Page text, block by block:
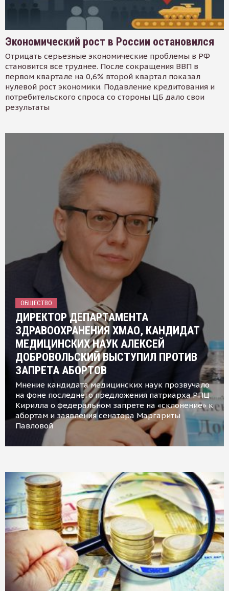
Экономический рост в России остановился
Отрицать серьезные экономические проблемы в РФ
становится все труднее. После сокращения ВВП в
первом квартале на 0,6% второй квартал показал
нулевой рост экономики. Подавление кредитования и
потребительского спроса со стороны ЦБ дало свои
результаты
ОБЩЕСТВО
ДИРЕКТОР ДЕПАРТАМЕНТА
ЗДРАВООХРАНЕНИЯ ХМАО, КАНДИДАТ
МЕДИЦИНСКИХ НАУК АЛЕКСЕЙ
ДОБРОВОЛЬСКИЙ ВЫСТУПИЛ ПРОТИВ
ЗАПРЕТА АБОРТОВ
Мнение кандидата медицинских наук прозвучало
на фоне последнего предложения патриарха РПЦ
Кирилла о федеральном запрете на «склонение» к
абортам и заявления сенатора Маргариты
Павловой